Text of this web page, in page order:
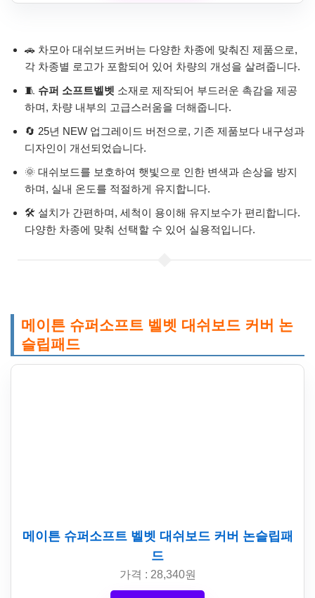
🚗 차모아 대쉬보드커버는 다양한 차종에 맞춰진 제품으로,
각 차종별 로고가 포함되어 있어 차량의 개성을 살려줍니다.
🧵 슈퍼 소프트벨벳 소재로 제작되어 부드러운 촉감을 제공
하며, 차량 내부의 고급스러움을 더해줍니다.
🔄 25년 NEW 업그레이드 버전으로, 기존 제품보다 내구성과
디자인이 개선되었습니다.
🌞 대쉬보드를 보호하여 햇빛으로 인한 변색과 손상을 방지
하며, 실내 온도를 적절하게 유지합니다.
🛠️ 설치가 간편하며, 세척이 용이해 유지보수가 편리합니다.
다양한 차종에 맞춰 선택할 수 있어 실용적입니다.
메이튼 슈퍼소프트 벨벳 대쉬보드 커버 논
슬립패드
메이튼 슈퍼소프트 벨벳 대쉬보드 커버 논슬립패
드
가격 : 28,340원